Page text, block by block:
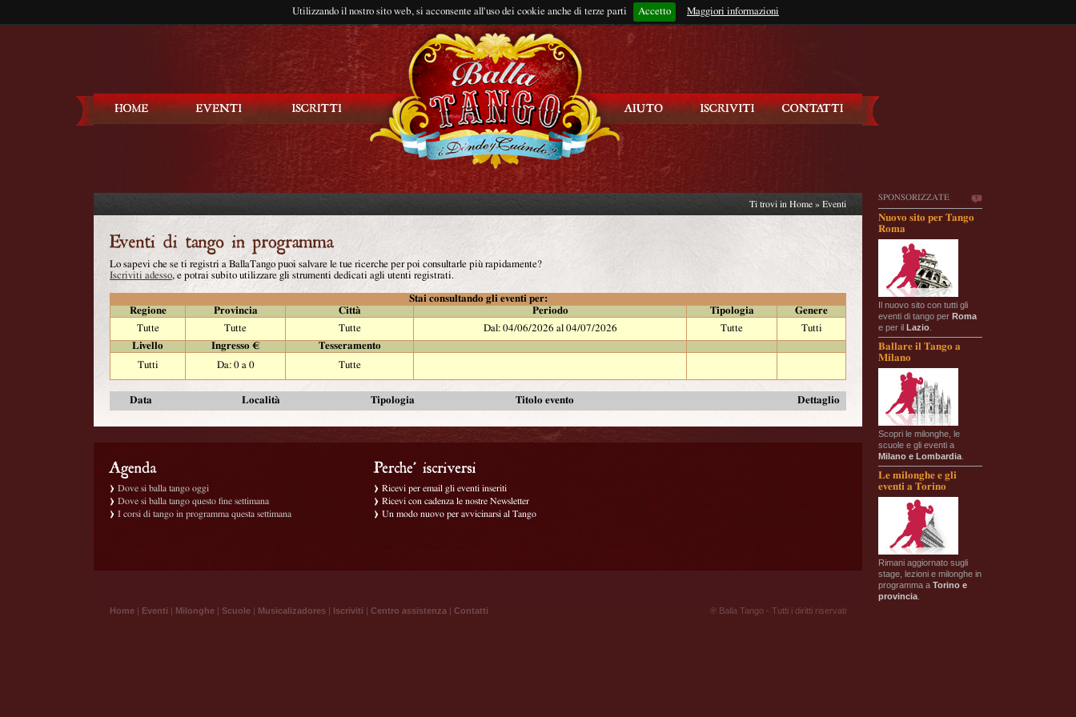
Utilizzando il nostro sito web, si acconsente all'uso dei cookie anche di terze parti Accetto Maggiori informazioni
Rimani connesso?
SPONSORIZZATE
Nuovo sito per Tango
Roma
Il nuovo sito con tutti gli
eventi di tango per Roma
e per il Lazio
Ballare il Tango a
Milano
Scopri le milonghe, le
scuole e gli eventi a
Milano e Lombardia
Le milonghe e gli
eventi a Torino
Rimani aggiornato sugli
stage, lezioni e milonghe in
programma a Torino e
provincia
Ti trovi in Home » Eventi
Lo sapevi che se ti registri a BallaTango puoi salvare le tue ricerche per poi consultarle più rapidamente?
Iscriviti adesso, e potrai subito utilizzare gli strumenti dedicati agli utenti registrati.
Stai consultando gli eventi per:
Regione
Provincia Città Periodo Tipologia
Genere
Tutte
Tutte Tutte Dal: 04/06/2026 al 04/07/2026 Tutte
Tutti
Livello
Ingresso €
Tesseramento
Tutti
Da: 0 a 0 Tutte
Data Località Tipologia Titolo evento Dettaglio
Dove si balla tango oggi
Dove si balla tango questo fine settimana
I corsi di tango in programma questa settimana
Ricevi per email gli eventi inseriti
Ricevi con cadenza le nostre Newsletter
Un modo nuovo per avvicinarsi al Tango
Home | Eventi | Milonghe | Scuole | Musicalizadores | Iscriviti | Centro assistenza | Contatti ® Balla Tango - Tutti i diritti riservati